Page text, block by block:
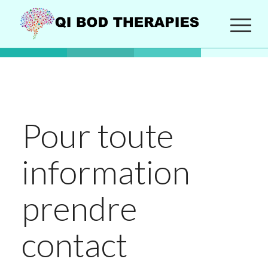
Pour toute
information
prendre
contact